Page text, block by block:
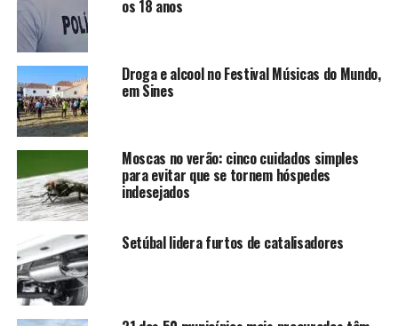
os 18 anos
Droga e alcool no Festival Músicas do Mundo,
em Sines
Moscas no verão: cinco cuidados simples
para evitar que se tornem hóspedes
indesejados
Setúbal lidera furtos de catalisadores